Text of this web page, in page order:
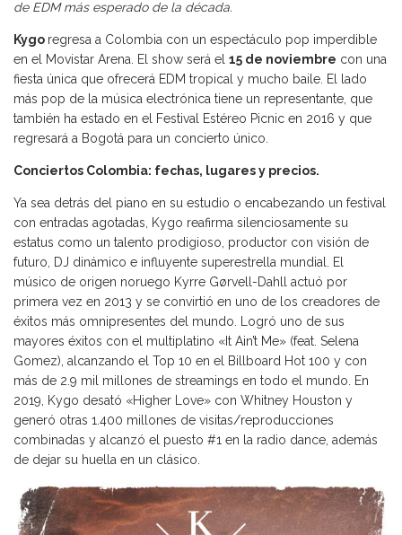
de EDM más esperado de la década.
Kygo regresa a Colombia con un espectáculo pop imperdible
en el Movistar Arena. El show será el 15 de noviembre con una
fiesta única que ofrecerá EDM tropical y mucho baile. El lado
más pop de la música electrónica tiene un representante, que
también ha estado en el Festival Estéreo Picnic en 2016 y que
regresará a Bogotá para un concierto único.
Conciertos Colombia: fechas, lugares y precios.
Ya sea detrás del piano en su estudio o encabezando un festival
con entradas agotadas, Kygo reafirma silenciosamente su
estatus como un talento prodigioso, productor con visión de
futuro, DJ dinámico e influyente superestrella mundial. El
músico de origen noruego Kyrre Gørvell-Dahll actuó por
primera vez en 2013 y se convirtió en uno de los creadores de
éxitos más omnipresentes del mundo. Logró uno de sus
mayores éxitos con el multiplatino «It Ain’t Me» (feat. Selena
Gomez), alcanzando el Top 10 en el Billboard Hot 100 y con
más de 2.9 mil millones de streamings en todo el mundo. En
2019, Kygo desató «Higher Love» con Whitney Houston y
generó otras 1.400 millones de visitas/reproducciones
combinadas y alcanzó el puesto #1 en la radio dance, además
de dejar su huella en un clásico.